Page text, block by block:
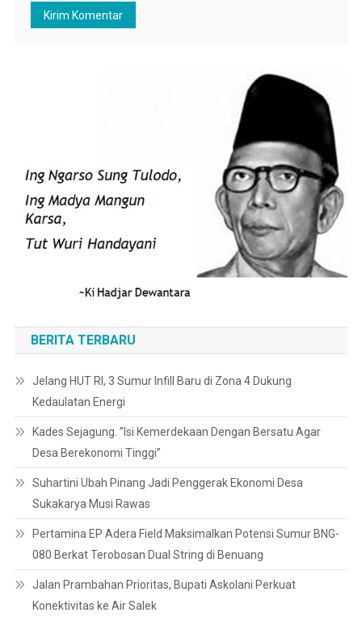
BERITA TERBARU
Jelang HUT RI, 3 Sumur Infill Baru di Zona 4 Dukung
Kedaulatan Energi
Kades Sejagung. ”Isi Kemerdekaan Dengan Bersatu Agar
Desa Berekonomi Tinggi”
Suhartini Ubah Pinang Jadi Penggerak Ekonomi Desa
Sukakarya Musi Rawas
Pertamina EP Adera Field Maksimalkan Potensi Sumur BNG-
080 Berkat Terobosan Dual String di Benuang
Jalan Prambahan Prioritas, Bupati Askolani Perkuat
Konektivitas ke Air Salek